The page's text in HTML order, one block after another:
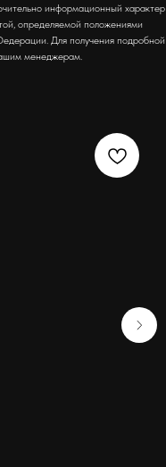
информационный характер
определяемой положениями
Для получения подробной
менеджерам.